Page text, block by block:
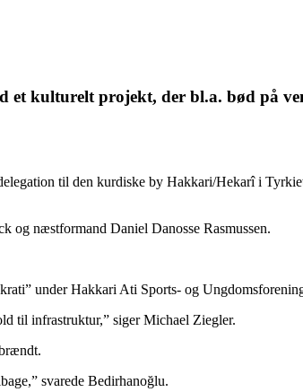
kulturelt projekt, der bl.a. bød på
til den kurdiske by Hakkari/Hekarî i
og næstformand Daniel Danosse Rasmussen.
under Hakkari Ati Sports- og
til infrastruktur,” siger Michael Ziegler.
svarede Bedirhanoğlu.